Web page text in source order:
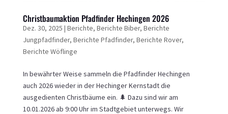
Christbaumaktion Pfadfinder Hechingen 2026
Dez. 30, 2025 | Berichte, Berichte Biber, Berichte
Jungpfadfinder, Berichte Pfadfinder, Berichte Rover,
Berichte Wöflinge
In bewährter Weise sammeln die Pfadfinder Hechingen
auch 2026 wieder in der Hechinger Kernstadt die
ausgedienten Christbäume ein. 🌲 Dazu sind wir am
10.01.2026 ab 9:00 Uhr im Stadtgebiet unterwegs. Wir